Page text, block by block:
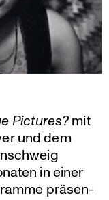
Pictures?mit
und dem
in einer
präsen­